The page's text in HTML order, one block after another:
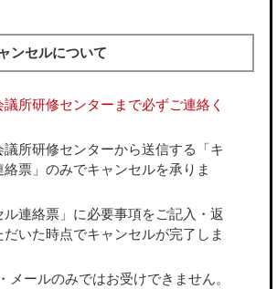
ンセルについて
所研修センターまで必ずご連絡く
議所研修センターから送信する「キ
絡票」のみでキャンセルを承りま
ル連絡票」に必要事項をご記入・返
だいた時点でキャンセルが完了しま
メールのみではお受けできません。